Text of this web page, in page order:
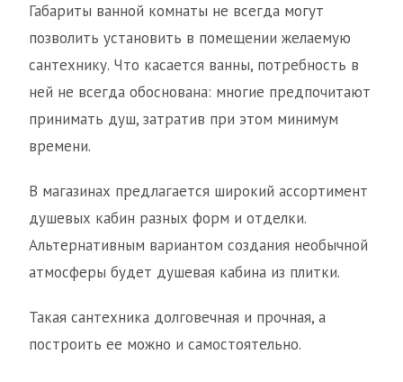
Габариты ванной комнаты не всегда могут
позволить установить в помещении желаемую
сантехнику. Что касается ванны, потребность в
ней не всегда обоснована: многие предпочитают
принимать душ, затратив при этом минимум
времени.
В магазинах предлагается широкий ассортимент
душевых кабин разных форм и отделки.
Альтернативным вариантом создания необычной
атмосферы будет душевая кабина из плитки.
Такая сантехника долговечная и прочная, а
построить ее можно и самостоятельно.